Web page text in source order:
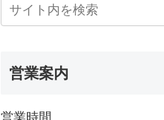
営業案内
営業時間